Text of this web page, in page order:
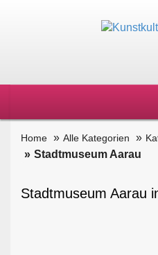
Home Alle Kategorien
Stadtmuseum Aarau
Stadtmuseum Aarau